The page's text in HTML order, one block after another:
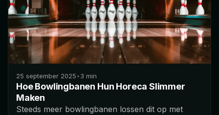
25 september 2025•3 min
Hoe Bowlingbanen Hun Horeca Slimmer
Maken
Steeds meer bowlingbanen lossen dit op met